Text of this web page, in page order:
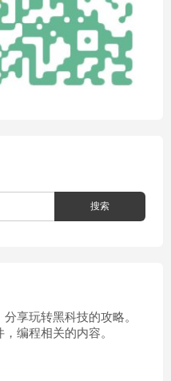
享玩转黑科技的攻略。
编程相关的内容。